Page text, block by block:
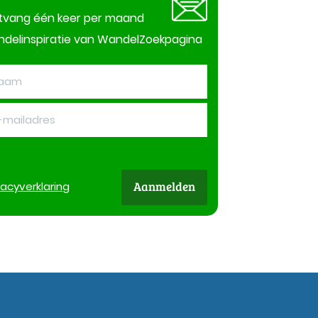
één keer per maand
van WandelZoekpagina
verklaring Aanmelden